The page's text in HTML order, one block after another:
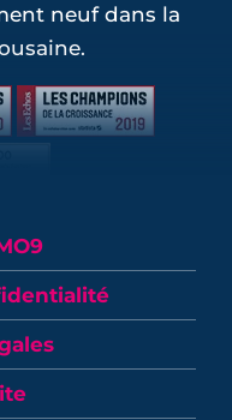
neuf dans la